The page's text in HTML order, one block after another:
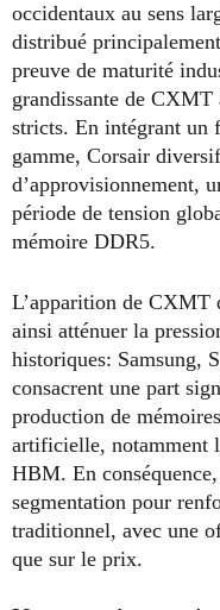
occidentaux au sens
distribué
preuve de maturité
grandissante de CXMT
stricts. En intégrant un
gamme, Corsair
d’approvisionnement,
période de tension
mémoire DDR5.
L’apparition de CXMT
ainsi atténuer la
historiques: Samsung,
consacrent une part
production de
artificielle, notamment
HBM. En
segmentation pour
traditionnel, avec une
que sur le prix.